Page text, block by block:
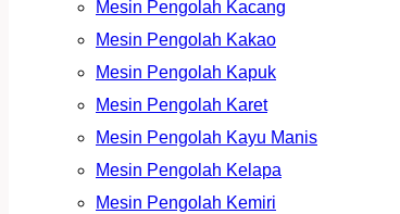
Mesin Pengolah Kacang
Mesin Pengolah Kakao
Mesin Pengolah Kapuk
Mesin Pengolah Karet
Mesin Pengolah Kayu Manis
Mesin Pengolah Kelapa
Mesin Pengolah Kemiri